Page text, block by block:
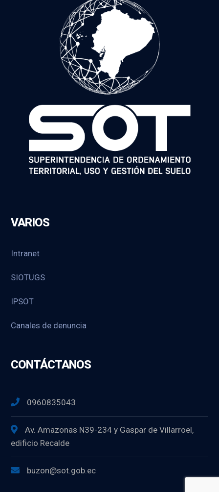
VARIOS
Intranet
SIOTUGS
IPSOT
Canales de denuncia
CONTÁCTANOS
0960835043
Av. Amazonas N39-234 y Gaspar de Villarroel,
edificio Recalde
buzon@sot.gob.ec